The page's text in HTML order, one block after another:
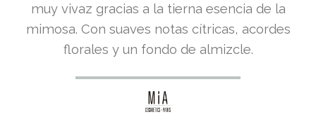
muy vivaz gracias a la tierna esencia de la
mimosa. Con suaves notas cítricas, acordes
florales y un fondo de almizcle.